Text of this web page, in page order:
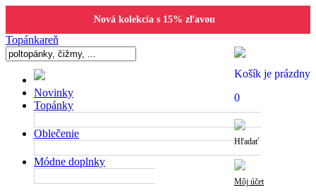
Nová kolekcia s 15% zľavou
Topánkareň
Košík je prázdny
0
Hľadať
Môj účet
Novinky
Topánky
Oblečenie
Módne doplnky